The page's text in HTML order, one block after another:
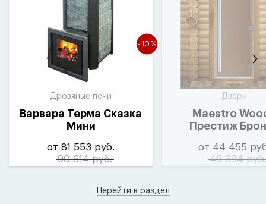
-10%
Дровяные печи
Варвара Терма Сказка
Мини
от 81 553 руб.
90 614 руб.
Двери
Maestro
Престиж
от 44 455
49 394 руб.
Перейти в раздел